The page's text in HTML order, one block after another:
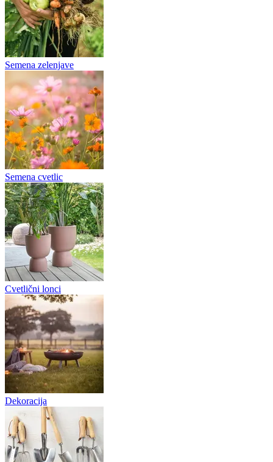
Semena zelenjave
Semena cvetlic
Cvetlični lonci
Dekoracija